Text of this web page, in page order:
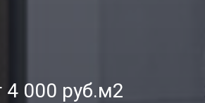
4 000 руб.м2